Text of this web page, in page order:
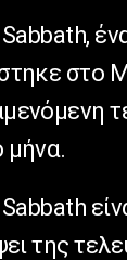
στο
μήνα.
της